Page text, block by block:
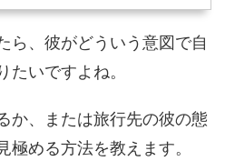
ら、彼がどういう意図で自
たいですよね。
か、または旅行先の彼の態
極める方法を教えます。